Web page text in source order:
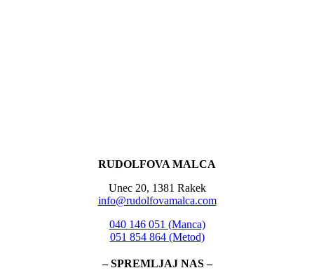
RUDOLFOVA MALCA
Unec 20, 1381 Rakek
info@rudolfovamalca.com
040 146 051 (Manca)
051 854 864 (Metod)
– SPREMLJAJ NAS –